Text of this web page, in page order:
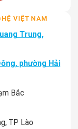
VIỆT NAM
Trung,
phường Hải
Bắc
TP Lào